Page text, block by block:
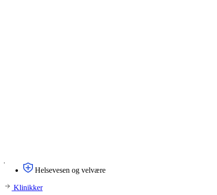
Helsevesen og velvære
Klinikker